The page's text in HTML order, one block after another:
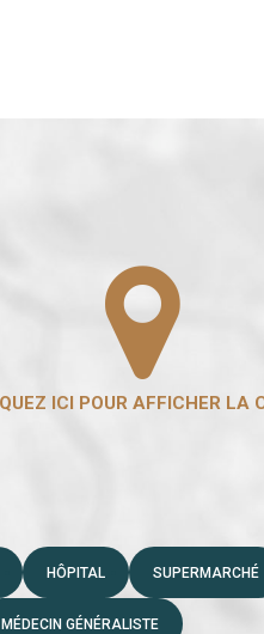
HÔPITAL SUPERMARCHÉ
MÉDECIN GÉNÉRALISTE